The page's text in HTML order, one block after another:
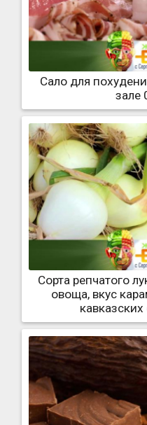
Сало для
зале
Сорта репчатого
овоща, вкус